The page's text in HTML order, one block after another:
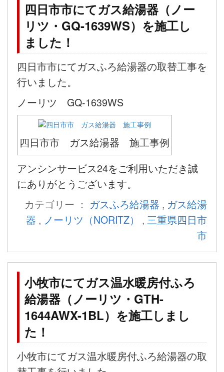
四日市市にてガス給湯器（ノー
リツ・GQ-1639WS）を施工し
ました！
四日市市にてガスふろ給湯器の取替工事を
行いました。
ノーリツ GQ-1639WS
四日市市 ガス給湯器 施工事例
アンシンサービス24をご利用いただき誠
にありがとうございます。
カテゴリー ： ガスふろ給湯器 , ガス給湯
器 , ノーリツ（NORITZ） , 三重県四日市
市
小牧市にてガス温水暖房付ふろ
給湯器（ノーリツ・GTH-
1644AWX-1BL）を施工しまし
た！
小牧市にてガス温水暖房付ふろ給湯器の取